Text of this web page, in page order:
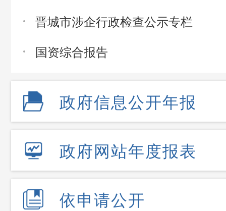
晋城市涉企行政检查公示专栏
国资综合报告
政府信息公开年报
政府网站年度报表
依申请公开